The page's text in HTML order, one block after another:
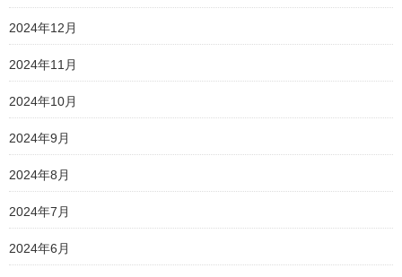
2024年12月
2024年11月
2024年10月
2024年9月
2024年8月
2024年7月
2024年6月